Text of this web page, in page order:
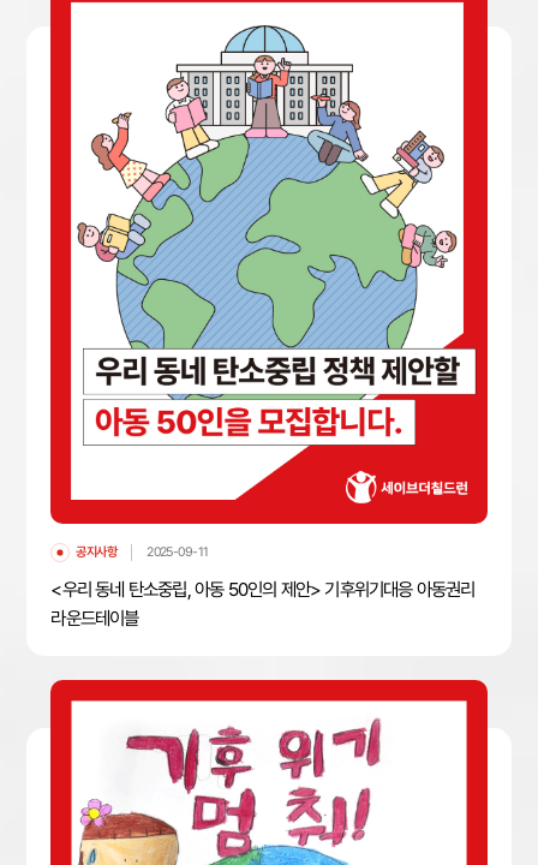
공지사항 2025-09-11
<우리 동네 탄소중립, 아동 50인의 제안> 기후위기대응 아동권리
라운드테이블